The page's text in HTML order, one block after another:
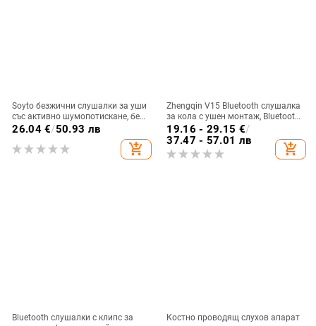
Soyto безжични слушалки за уши
със активно шумопотискане, без
изтичане на звук, Bluetooth 5.4,
обхват 10 m, двуканално стерео,
OEM персонализация
26.04€/50.93 лв
add_shopping_cart
Zhengqin V15 Bluetooth слушалка
за кола с ушен монтаж, Bluetooth
5.2, цифров дисплей, живот на
батерията над 8 ч, обхват 10 м,
IPX3 водоустойчива
19.16 - 29.15 €/
37.47 - 57.01 лв
add_shopping_cart
Bluetooth слушалки с клипс за
Костно проводящ слухов апарат